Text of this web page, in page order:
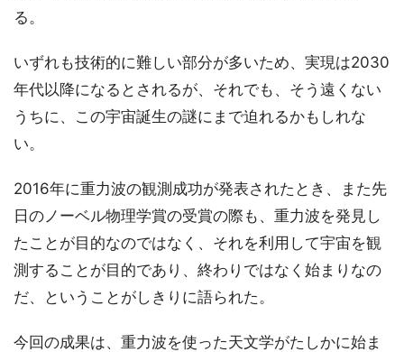
る。
いずれも技術的に難しい部分が多いため、実現は2030
年代以降になるとされるが、それでも、そう遠くない
うちに、この宇宙誕生の謎にまで迫れるかもしれな
い。
2016年に重力波の観測成功が発表されたとき、また先
日のノーベル物理学賞の受賞の際も、重力波を発見し
たことが目的なのではなく、それを利用して宇宙を観
測することが目的であり、終わりではなく始まりなの
だ、ということがしきりに語られた。
今回の成果は、重力波を使った天文学がたしかに始ま